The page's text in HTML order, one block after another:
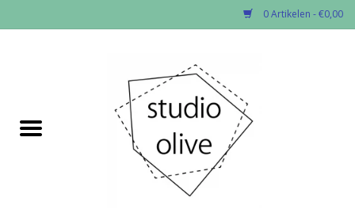
0 Artikelen - €0,00
✂︎Nieuw